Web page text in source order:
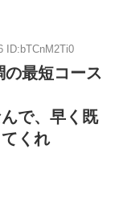
ID:bTCnM2Ti0
最短コース
で、早く既
くれ